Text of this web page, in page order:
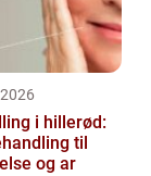
i hillerød:
til
og ar